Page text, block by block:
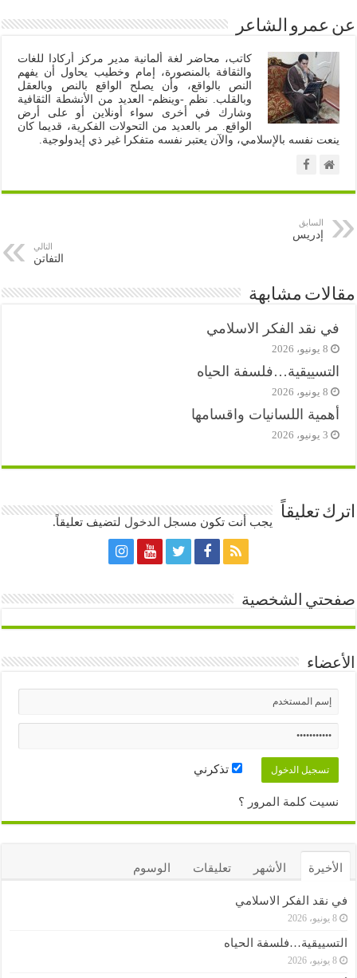
عن عمرو الشاعر
كاتب، محاضر لغة ألمانية مدير مركز أركادا للغات
والثقافة بالمنصورة، إمام وخطيب يحاول أن يفهم
النص بالواقع، وأن يصلح الواقع بالنص وبالعقل
وبالقلب. نظم -وينظم- العديد من الأنشطة الثقافية
وشارك في أخرى سواء أونلاين أو على أرض
الواقع. مر بالعديد من التحولات الفكرية، قديما كان
ينعت نفسه بالإسلامي، والآن يعتبر نفسه متفكرا غير ذي إيدولوجية.
السابق
إدريس
التالي
التفاتن
مقالات مشابهة
في نقد الفكر الاسلامي
8 يونيو، 2026
التسييقية…فلسفة الحياه
8 يونيو، 2026
أهمية اللسانيات واقسامها
3 يونيو، 2026
اترك تعليقاً يجب أنت تكون مسجل الدخول لتضيف تعليقاً.
صفحتي الشخصية
الأعضاء
تذكرني
نسيت كلمة المرور ؟
الأخيرة الأشهر تعليقات الوسوم
في نقد الفكر الاسلامي
8 يونيو، 2026
التسييقية…فلسفة الحياه
8 يونيو، 2026